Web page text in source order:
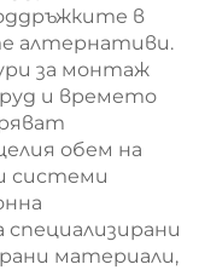
в
алтернативи.
за монтаж
и времето
обем на
системи
материали,